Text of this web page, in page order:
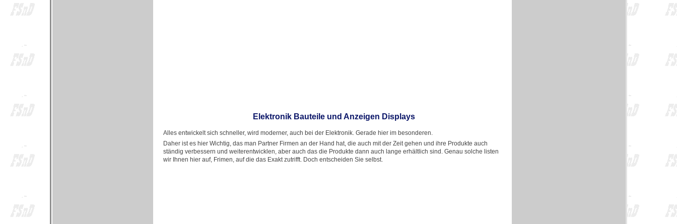
Elektronik Bauteile und Anzeigen Displays
Alles entwickelt sich schneller, wird moderner, auch bei der Elektronik. Gerade hier im besonderen.
Daher ist es hier Wichtig, das man Partner Firmen an der Hand hat, die auch mit der Zeit gehen und ihre Produkte auch
ständig verbessern und weiterentwicklen, aber auch das die Produkte dann auch lange erhältlich sind. Genau solche listen
wir Ihnen hier auf, Frimen, auf die das Exakt zutrifft. Doch entscheiden Sie selbst.